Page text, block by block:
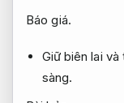
Báo giá.
Giữ biên lai
sàng.